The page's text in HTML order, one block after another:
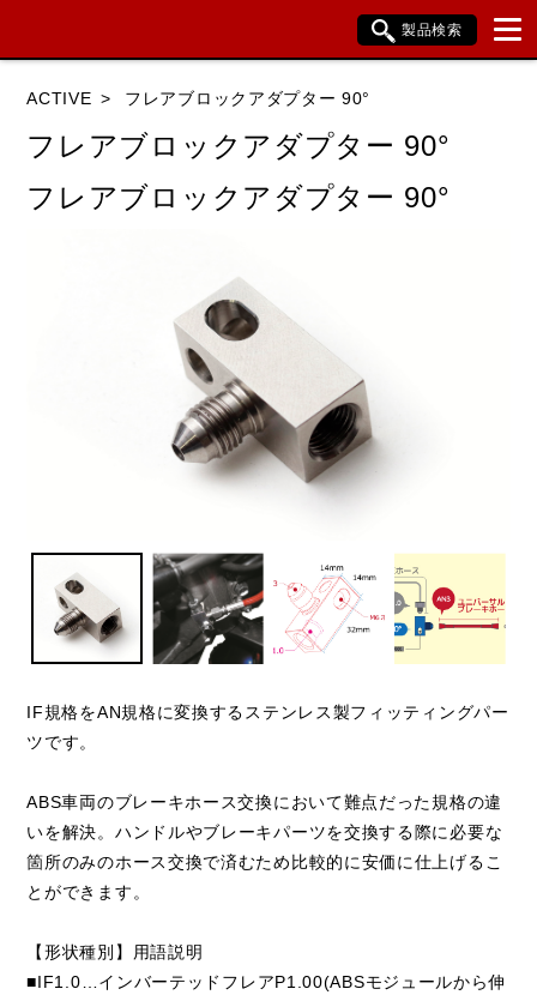
製品検索
HONDA YAMAHA SUZUKI
HARLEY DAVIDSON KTM
閉じる
ACTIVE フレアブロックアダプター 90°
フレアブロックアダプター 90°
フレアブロックアダプター 90°
IF規格をAN規格に変換するステンレス製フィッティングパー
ツです。
ABS車両のブレーキホース交換において難点だった規格の違
いを解決。ハンドルやブレーキパーツを交換する際に必要な
箇所のみのホース交換で済むため比較的に安価に仕上げるこ
とができます。
【形状種別】用語説明
■IF1.0…インバーテッドフレアP1.00(ABSモジュールから伸